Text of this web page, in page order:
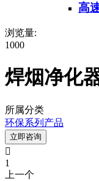
高
浏览量:
1000
焊烟净化
所属分类
环保系列产品
立即咨询

1
上一个